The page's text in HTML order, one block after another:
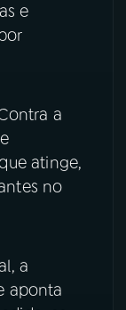
e
a
atinge,
no
a
aponta